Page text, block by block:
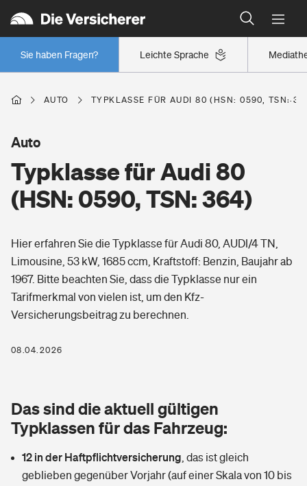
Leichte Sprache
Sie haben Fragen?
Wer versichert was: Jetzt Versicherer finden
Regionalklassen: So ist Ihre Region eingestuft
Wer versichert was: Jetzt Versicherer finden
Berufsunfähigkeitsversicherung
Erwerbsunfähigkeitsversicherung
Grundfähigkeitsversicherung
Arbeitsrechtsschutz
Berufshaftpflichtversicherung
Zur Übersicht
Tools
Wohnen
Glasversicherung
Freizeit
Pri­vate Haft­pflicht­
Kinderunfall­ver­si­che­rung
Kinderinvalidität
Gesundheit
Private Krankenversicherung
Dread-Disease-Versicherung
Tierkrankenversicherung
AUTO TYPKLASSE FÜR AUDI 80 (HSN: 0590, TSN:
Typklasse für Audi 80
(HSN: 0590, TSN: 364)
Auto
Hier erfahren Sie die Typklasse für Audi 80, AUDI/4 TN,
Limousine, 53 kW, 1685 ccm, Kraftstoff: Benzin, Baujahr ab
1967. Bitte beachten Sie, dass die Typklasse nur ein
Tarifmerkmal von vielen ist, um den Kfz-
Versicherungsbeitrag zu berechnen.
08.04.2026
Das sind die aktuell gültigen
Typklassen für das Fahrzeug:
12 in der Haftpflichtversicherung das ist gleich
geblieben gegenüber Vorjahr (auf einer Skala von 10 bis